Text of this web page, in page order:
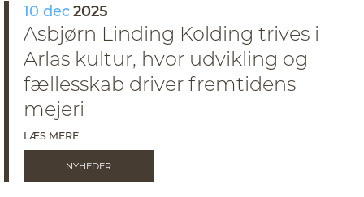
10 dec2025
Asbjørn Linding Kolding trives i
Arlas kultur, hvor udvikling og
fællesskab driver fremtidens
mejeri
LÆS MERE
NYHEDER